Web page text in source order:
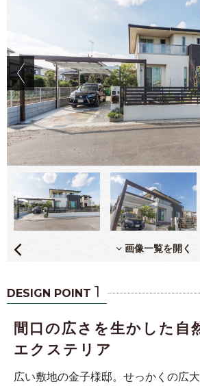
画像一覧を開く
DESIGN POINT 1
間口の広さを生かした自
エクステリア
広い敷地の金子様邸。せっかくの広